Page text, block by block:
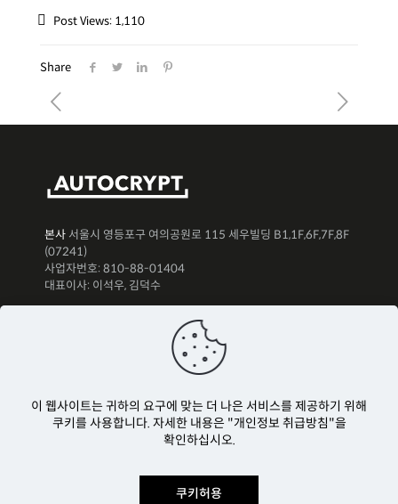
Post Views: 1,110
Share
이 웹사이트는 귀하의 요구에 맞는 더 나은 서비스를 제공하기 위해
쿠키를 사용합니다. 자세한 내용은 "개인정보 취급방침"을
확인하십시오.
쿠키허용
본사 서울시 영등포구 여의공원로 115 세우빌딩 B1,1F,6F,7F,8F
(07241)
사업자번호: 810-88-01404
대표이사: 이석우, 김덕수
Copyright Ⓒ AUTOCRYPT Co., Ltd. All rights reserved.